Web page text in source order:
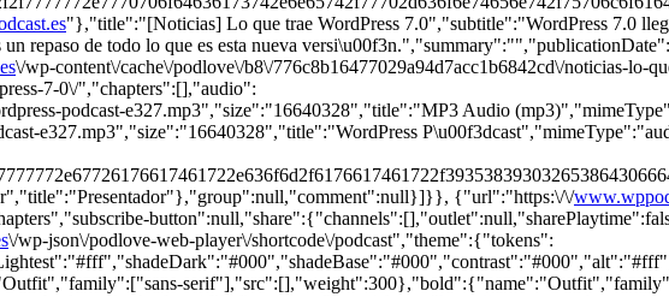
"},"title":"[Noticias] Lo que trae WordPress 7.0","subtitle":"WordPress 7.0
un repaso de todo lo que es esta nueva
\/wp-content\/cache\/podlove\/b8\/776c8b16477029a94d7acc1b6842cd\/noticias-lo-
7-0\/","chapters":[],"audio":
podcast-e327.mp3","size":"16640328","title":"MP3 Audio
e327.mp3","size":"16640328","title":"WordPress
{"url":"https:\/\/
\/wp-json\/podlove-web-player\/shortcode\/podcast","theme":{"tokens":